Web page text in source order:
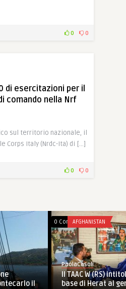
0 0
di esercitazioni per il
comando nella Nrf
sul territorio nazionale, il
Corps Italy (Nrdc-Ita) di […]
0 0
il
0 CommentsAFGHANISTAN
PaolaCasoli
Il TAAC W (RS)
base di Herat al